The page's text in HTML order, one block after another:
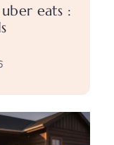
eats :